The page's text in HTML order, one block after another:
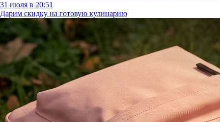
31 июля в 20:51
Дарим скидку на готовую кулинарию